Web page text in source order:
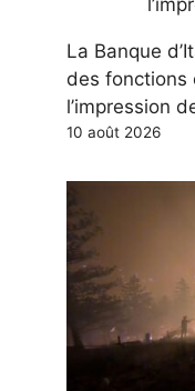
La Banque
des fonctions
l’impression
10 août 2026